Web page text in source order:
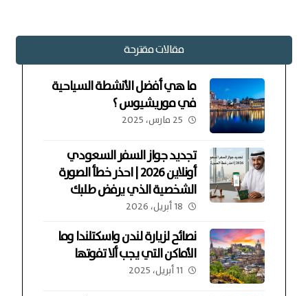
مقالات مقترحة
ما هي أفضل الأنشطة السياحية
في موريشيوس ؟
25 مارس، 2025
تجديد جواز السفر السعودي
أونلاين 2026 | احذر خطأ الصورة
الشخصية الذي يرفض طلبك
18 أبريل، 2026
نصائح لزيارة لندن واسكتلندا وما
الأماكن التي يجب ألا تفوتها
11 أبريل، 2025